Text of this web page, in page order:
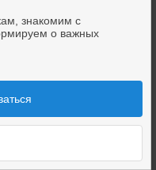
знакомим с
о важных
задания: